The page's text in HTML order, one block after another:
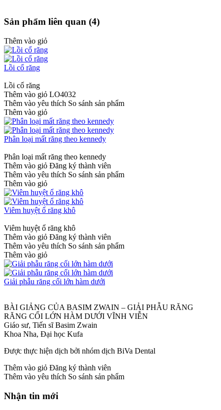
Sản phẩm liên quan (4)
Thêm vào giỏ
Lồi cổ răng
Lồi cổ răng
Thêm vào giỏ LO4032
Thêm vào yêu thích So sánh sản phẩm
Thêm vào giỏ
Phân loại mất răng theo kennedy
Phân loại mất răng theo kennedy
Thêm vào giỏ Đăng ký thành viên
Thêm vào yêu thích So sánh sản phẩm
Thêm vào giỏ
Viêm huyệt ổ răng khô
Viêm huyệt ổ răng khô
Thêm vào giỏ Đăng ký thành viên
Thêm vào yêu thích So sánh sản phẩm
Thêm vào giỏ
Giải phẫu răng cối lớn hàm dưới
BÀI GIẢNG CỦA BASIM ZWAIN – GIẢI PHẪU RĂNG
RĂNG CỐI LỚN HÀM DƯỚI VĨNH VIỄN
Giáo sư, Tiến sĩ Basim Zwain
Khoa Nha, Đại học Kufa
Được thực hiện dịch bởi nhóm dịch BiVa Dental
Thêm vào giỏ Đăng ký thành viên
Thêm vào yêu thích So sánh sản phẩm
Nhận tin mới